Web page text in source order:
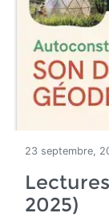
23 septembre,
2025)